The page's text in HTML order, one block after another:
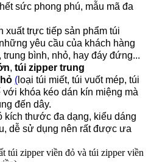
sức phong phú, mẫu mã đa
xuất trực tiếp sản phẩm túi
yêu cầu của khách hàng
bình, nhỏ, hay đáy đứng...
, túi zipper trung
( loại túi miết, túi vuốt mép, túi
khóa kéo dán kín miệng mà
đến dây.
kích thước đa dạng, kiểu dáng
dễ sử dụng nên rất được ưa
túi zipper viền đỏ và túi zipper viền